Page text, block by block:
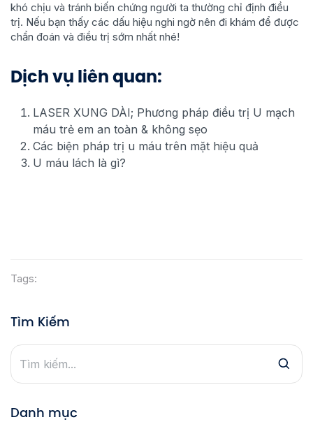
khó chịu và tránh biến chứng người ta thường chỉ định điều
trị. Nếu bạn thấy các dấu hiệu nghi ngờ nên đi khám để được
chẩn đoán và điều trị sớm nhất nhé!
Dịch vụ liên quan:
LASER XUNG DÀI; Phương pháp điều trị U mạch
máu trẻ em an toàn & không sẹo
Các biện pháp trị u máu trên mặt hiệu quả
U máu lách là gì?
Tags:
Tìm Kiếm
Danh mục